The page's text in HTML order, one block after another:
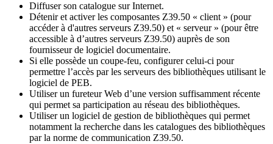
Diffuser son catalogue sur Internet.
Détenir et activer les composantes Z39.50 « client » (pour
accéder à d'autres serveurs Z39.50) et « serveur » (pour être
accessible à d’autres serveurs Z39.50) auprès de son
fournisseur de logiciel documentaire.
Si elle possède un coupe-feu, configurer celui-ci pour
permettre l’accès par les serveurs des bibliothèques utilisant le
logiciel de PEB.
Utiliser un fureteur Web d’une version suffisamment récente
qui permet sa participation au réseau des bibliothèques.
Utiliser un logiciel de gestion de bibliothèques qui permet
notamment la recherche dans les catalogues des bibliothèques
par la norme de communication Z39.50.